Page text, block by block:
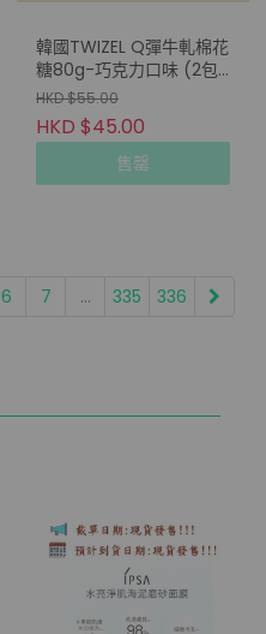
韓國TWIZEL Q彈牛軋棉花
糖80g-巧克力口味 (2包/
套)
HKD $55.00
HKD $45.00
售罄
6 7 ... 335 336